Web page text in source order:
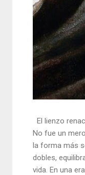
El lienzo
No fue un
la forma más
dobles,
vida. En una